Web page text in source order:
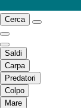
Cerca
Saldi
Carpa
Predatori
Colpo
Mare